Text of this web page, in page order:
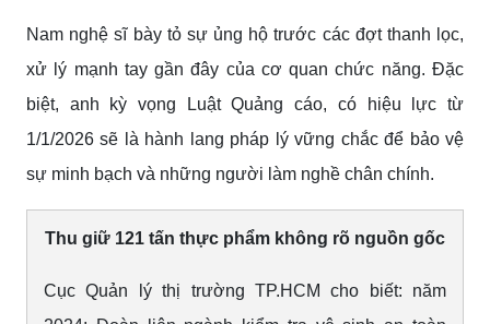
Nam nghệ sĩ bày tỏ sự ủng hộ trước các đợt thanh lọc,
xử lý mạnh tay gần đây của cơ quan chức năng. Đặc
biệt, anh kỳ vọng Luật Quảng cáo, có hiệu lực từ
1/1/2026 sẽ là hành lang pháp lý vững chắc để bảo vệ
sự minh bạch và những người làm nghề chân chính.
Thu giữ 121 tấn thực phẩm không rõ nguồn gốc
Cục Quản lý thị trường TP.HCM cho biết: năm